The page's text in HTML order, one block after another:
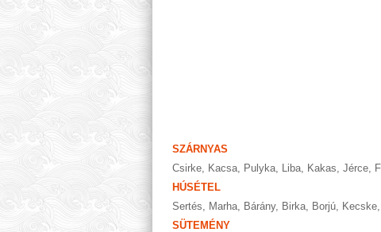
SZÁRNYAS
Csirke, Kacsa, Pulyka, Liba, Kakas, Jérce,
HÚSÉTEL
Sertés, Marha, Bárány, Birka, Borjú, Kecske,
SÜTEMÉNY